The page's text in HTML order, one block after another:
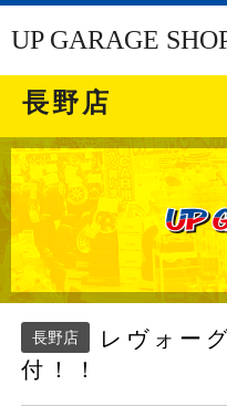
UP GARAGE
長野店
長野店
レヴォ
付！！